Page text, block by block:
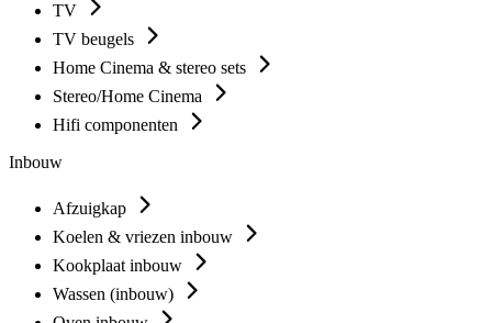
TV
TV beugels
Home Cinema & stereo sets
Stereo/Home Cinema
Hifi componenten
Inbouw
Afzuigkap
Koelen & vriezen inbouw
Kookplaat inbouw
Wassen (inbouw)